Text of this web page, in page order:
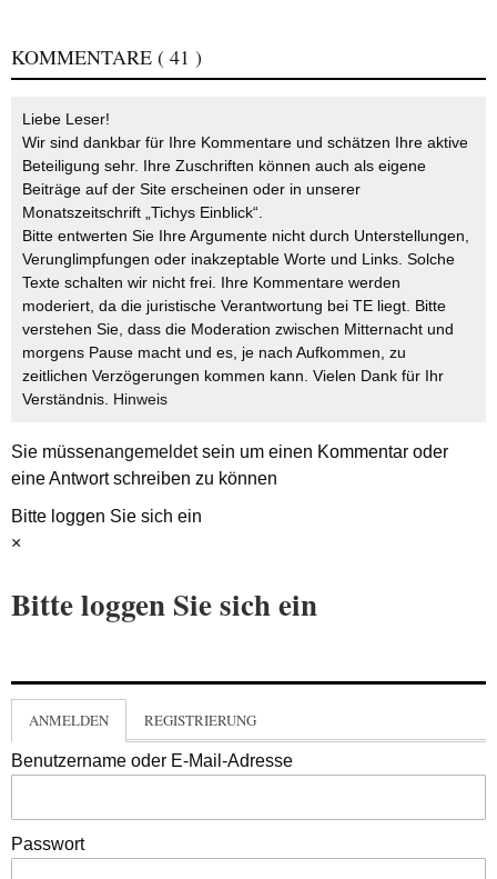
KOMMENTARE ( 41 )
Liebe Leser!
Wir sind dankbar für Ihre Kommentare und schätzen Ihre aktive
Beteiligung sehr. Ihre Zuschriften können auch als eigene
Beiträge auf der Site erscheinen oder in unserer
Monatszeitschrift „Tichys Einblick“.
Bitte entwerten Sie Ihre Argumente nicht durch Unterstellungen,
Verunglimpfungen oder inakzeptable Worte und Links. Solche
Texte schalten wir nicht frei. Ihre Kommentare werden
moderiert, da die juristische Verantwortung bei TE liegt. Bitte
verstehen Sie, dass die Moderation zwischen Mitternacht und
morgens Pause macht und es, je nach Aufkommen, zu
zeitlichen Verzögerungen kommen kann. Vielen Dank für Ihr
Verständnis. Hinweis
Sie müssenangemeldetsein um einen Kommentar oder
eine Antwort schreiben zu können
Bitte loggen Sie sich ein
×
Bitte loggen Sie sich ein
ANMELDEN REGISTRIERUNG
Benutzername oder E-Mail-Adresse
Passwort